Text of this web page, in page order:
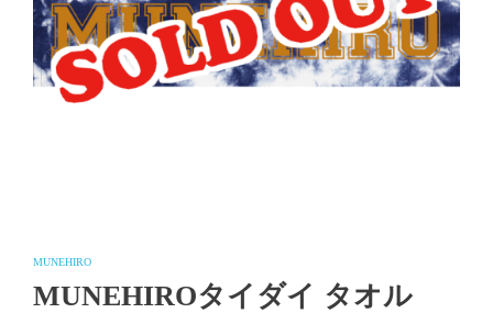
MUNEHIRO
MUNEHIROタイダイ タオル